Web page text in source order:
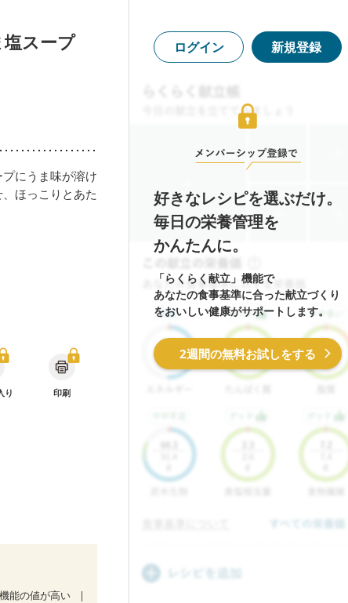
スープ
にうま味が溶け
ほっこりとあた
り 印刷
能の値が高い
ログイン 新規登録
好きなレシピを選ぶだけ。
毎日の栄養管理を
かんたんに。
「らくらく献立」機能で
あなたの食事基準に合った献立づくり
をおいしい健康がサポートします。
2週間の無料お試しをする